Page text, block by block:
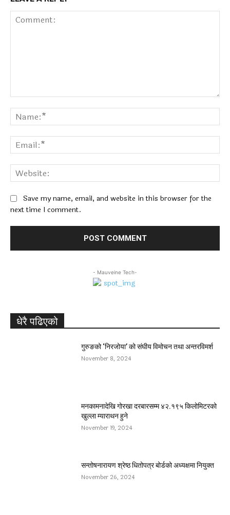
Save my name, email, and website in this browser for the
next time I comment.
- Mauveine Tech-
धेरै पढिएको
गुरुङको ‘निरजोया’ को संघीय विमोचन तथा अन्तरविमर्श
November 8, 2024
मनकामनादेखि गोरखा दरबारसम्म ४२.१९५ किलोमिटरको
खुल्ला म्याराथन हुने
November 19, 2024
सन्तोषनारायण श्रेष्ठ धितोपत्र बोर्डको अध्यक्षमा नियुक्त
November 26, 2024